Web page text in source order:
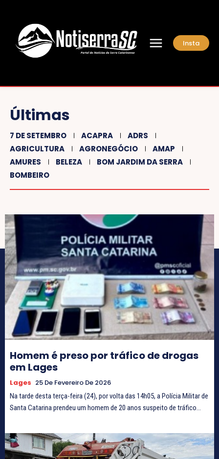
Insta
Últimas
7 DE SETEMBRO ACAPRA
ADRS
AGRICULTURA
AGRONEGÓCIO
AMAP
AMURES
BELEZA
BOM JARDIM DA SERRA
BOMBEIRO
Homem é preso por tráfico de drogas
em Lages
Lages 25 De Fevereiro De 2026
Na tarde desta terça-feira (24), por volta das 14h05, a Polícia Militar de
Santa Catarina prendeu um homem de 20 anos suspeito de tráfico...